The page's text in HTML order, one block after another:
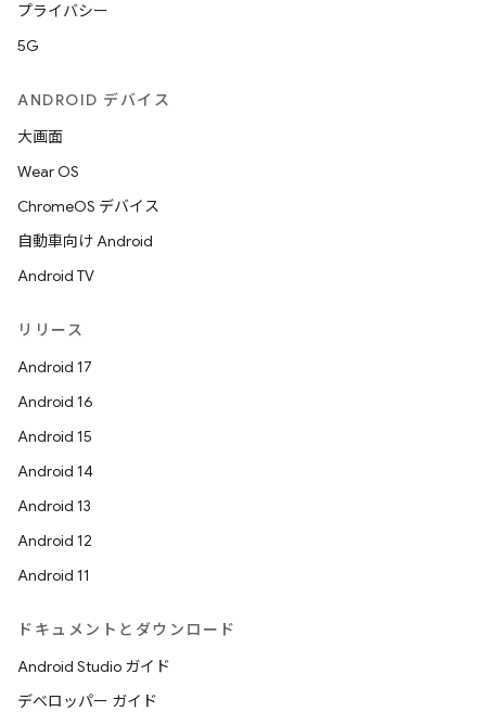
プライバシー
5G
ANDROID デバイス
大画面
Wear OS
ChromeOS デバイス
自動車向け Android
Android TV
リリース
Android 17
Android 16
Android 15
Android 14
Android 13
Android 12
Android 11
ドキュメントとダウンロード
Android Studio ガイド
デベロッパー ガイド